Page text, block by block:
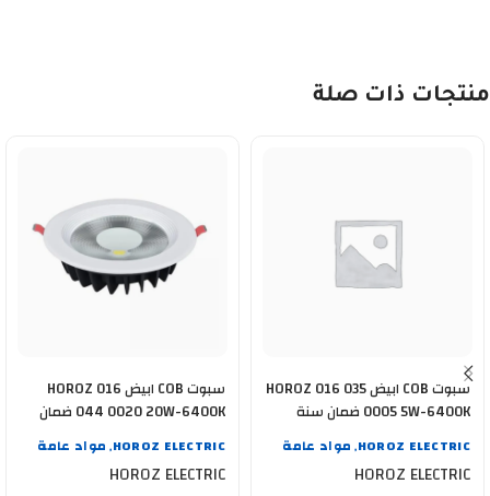
منتجات ذات صلة
سبوت COB ابيض HOROZ 016 035
0005 5W-6400K ضمان سنة
HOROZ ELECTRIC
, مواد عامة
HOROZ ELECTRIC
سبوت COB ابيض HOROZ 016
044 0020 20W-6400K ضمان
HOROZ ELECTRIC
, مواد عامة
HOROZ ELECTRIC